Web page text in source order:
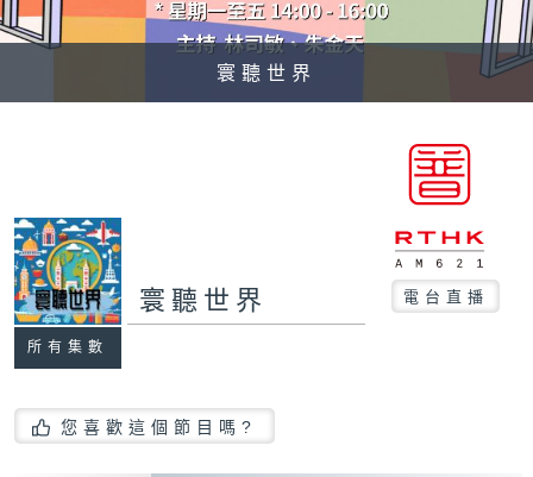
寰聽世界
所有集數
寰聽世界 電台直播
您喜歡這個節目嗎?